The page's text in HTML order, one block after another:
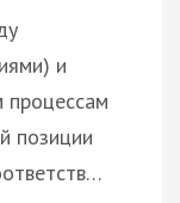
и
процессам
позиции